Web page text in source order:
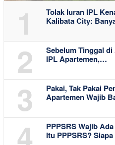
1
Tolak Iuran IPL
Kalibata City:
2
Sebelum Tinggal
IPL Apartemen,…
3
Pakai, Tak Pakai
Apartemen Wajib
4
PPPSRS Wajib
Itu PPPSRS?